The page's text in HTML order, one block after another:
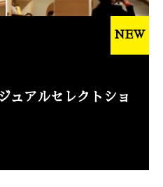
ュアルセレクトショ
NEW